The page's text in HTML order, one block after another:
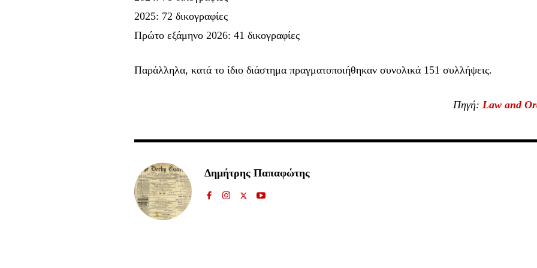
2025: 72 δικογραφίες
Πρώτο εξάμηνο 2026: 41 δικογραφίες
Παράλληλα, κατά το ίδιο διάστημα πραγματοποιήθηκαν συνολικά 151 συλλήψεις.
Πηγή:Law and
Δημήτρης Παπαφώτης